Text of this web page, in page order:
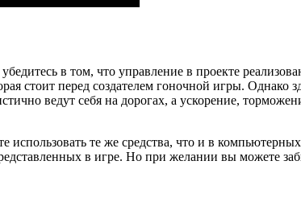
в том, что управление в проекте
стоит перед создателем гоночной игры. Однако
ведут себя на дорогах, а ускорение,
те же средства, что и в
в игре. Но при желании вы можете